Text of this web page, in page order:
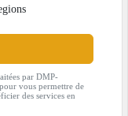
par DMP-
vous permettre de
des services en